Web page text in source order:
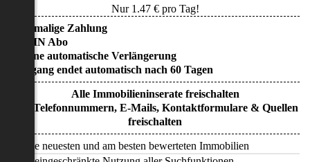
Nur 1.47€ pro Tag!
• Einmalige Zahlung
• KEIN Abo
• Keine automatische Verlängerung
• Zugang endet automatisch nach 60 Tagen
Alle Immobilieninserate freischalten
Alle Telefonnummern, E-Mails, Kontaktformulare & Quellen
freischalten
Alle neuesten und am besten bewerteten Immobilien